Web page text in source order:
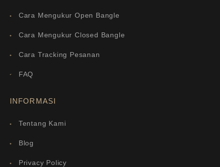
Cara Mengukur Open Bangle
Cara Mengukur Closed Bangle
Cara Tracking Pesanan
FAQ
INFORMASI
Tentang Kami
Blog
Privacy Policy